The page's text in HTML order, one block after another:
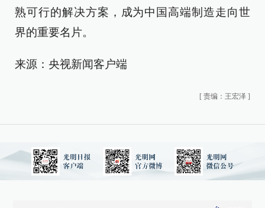
熟可行的解决方案，成为中国高端制造走向世
界的重要名片。
来源：央视新闻客户端
[ 责编：王宏泽 ]